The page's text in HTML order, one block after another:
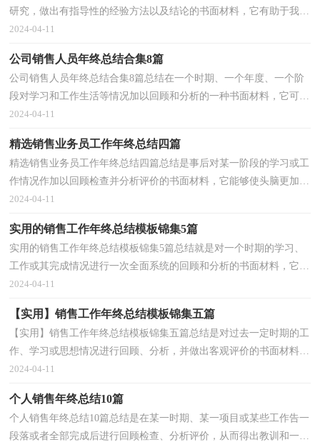
研究，做出有指导性的经验方法以及结论的书面材料，它有助于我们
寻找工作和事物发展的规律，从而掌握并运用这些规...
2024-04-11
公司销售人员年终总结合集8篇
公司销售人员年终总结合集8篇总结在一个时期、一个年度、一个阶
段对学习和工作生活等情况加以回顾和分析的一种书面材料，它可以
促使我们思考，快快来写一份总结吧。我们该怎么...
2024-04-11
精选销售业务员工作年终总结四篇
精选销售业务员工作年终总结四篇总结是事后对某一阶段的学习或工
作情况作加以回顾检查并分析评价的书面材料，它能够使头脑更加清
醒，目标更加明确，不妨让我们认真地完成总结吧。...
2024-04-11
实用的销售工作年终总结模板锦集5篇
实用的销售工作年终总结模板锦集5篇总结就是对一个时期的学习、
工作或其完成情况进行一次全面系统的回顾和分析的书面材料，它能
帮我们理顺知识结构，突出重点，突破难点，不如我们...
2024-04-11
【实用】销售工作年终总结模板锦集五篇
【实用】销售工作年终总结模板锦集五篇总结是对过去一定时期的工
作、学习或思想情况进行回顾、分析，并做出客观评价的书面材料，
它可以使我们更有效率，不妨让我们认真地完成总结...
2024-04-11
个人销售年终总结10篇
个人销售年终总结10篇总结是在某一时期、某一项目或某些工作告一
段落或者全部完成后进行回顾检查、分析评价，从而得出教训和一些